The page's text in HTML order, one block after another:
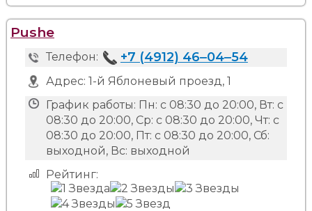
Pushe
Телефон: +7 (4912) 46‒04‒54
Адрес: 1-й Яблоневый проезд, 1
График работы: Пн: с 08:30 до 20:00, Вт: с
08:30 до 20:00, Ср: с 08:30 до 20:00, Чт: с
08:30 до 20:00, Пт: с 08:30 до 20:00, Сб:
выходной, Вс: выходной
Рейтинг: